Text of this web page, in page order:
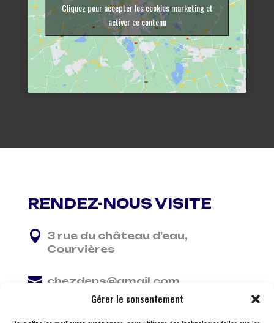
Gérer le consentement
Cliquez pour accepter les cookies marketing et
activer ce contenu
RENDEZ-NOUS VISITE
 3 rue du château d'eau,
Courvières
 chezdens@gmail.com